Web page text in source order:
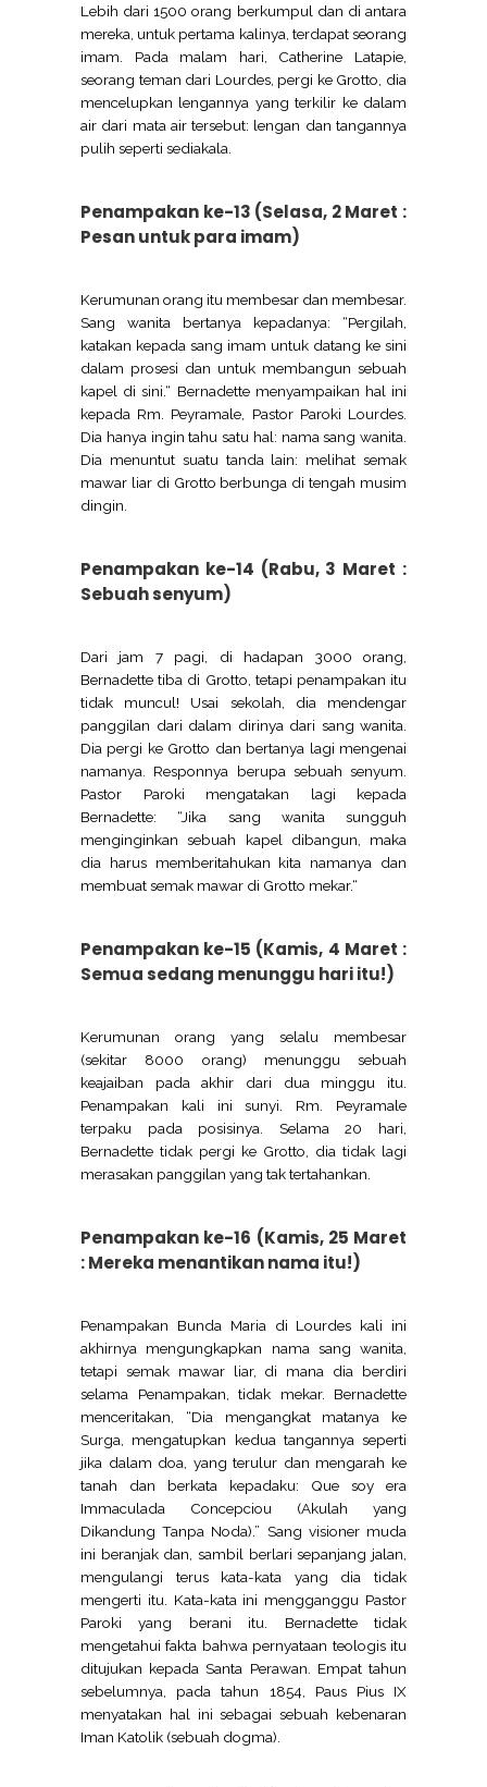
Lebih dari 1500 orang berkumpul dan di antara
mereka, untuk pertama kalinya, terdapat seorang
imam. Pada malam hari, Catherine Latapie,
seorang teman dari Lourdes, pergi ke Grotto, dia
mencelupkan lengannya yang terkilir ke dalam
air dari mata air tersebut: lengan dan tangannya
pulih seperti sediakala.
Penampakan ke-13 (Selasa, 2 Maret :
Pesan untuk para imam)
Kerumunan orang itu membesar dan membesar.
Sang wanita bertanya kepadanya: “Pergilah,
katakan kepada sang imam untuk datang ke sini
dalam prosesi dan untuk membangun sebuah
kapel di sini.“ Bernadette menyampaikan hal ini
kepada Rm. Peyramale, Pastor Paroki Lourdes.
Dia hanya ingin tahu satu hal: nama sang wanita.
Dia menuntut suatu tanda lain: melihat semak
mawar liar di Grotto berbunga di tengah musim
dingin.
Penampakan ke-14 (Rabu, 3 Maret :
Sebuah senyum)
Dari jam 7 pagi, di hadapan 3000 orang,
Bernadette tiba di Grotto, tetapi penampakan itu
tidak muncul! Usai sekolah, dia mendengar
panggilan dari dalam dirinya dari sang wanita.
Dia pergi ke Grotto dan bertanya lagi mengenai
namanya. Responnya berupa sebuah senyum.
Pastor Paroki mengatakan lagi kepada
Bernadette: “Jika sang wanita sungguh
menginginkan sebuah kapel dibangun, maka
dia harus memberitahukan kita namanya dan
membuat semak mawar di Grotto mekar.“
Penampakan ke-15 (Kamis, 4 Maret :
Semua sedang menunggu hari itu!)
Kerumunan orang yang selalu membesar
(sekitar 8000 orang) menunggu sebuah
keajaiban pada akhir dari dua minggu itu.
Penampakan kali ini sunyi. Rm. Peyramale
terpaku pada posisinya. Selama 20 hari,
Bernadette tidak pergi ke Grotto, dia tidak lagi
merasakan panggilan yang tak tertahankan.
Penampakan ke-16 (Kamis, 25 Maret
: Mereka menantikan nama itu!)
Penampakan Bunda Maria di Lourdes kali ini
akhirnya mengungkapkan nama sang wanita,
tetapi semak mawar liar, di mana dia berdiri
selama Penampakan, tidak mekar. Bernadette
menceritakan, “Dia mengangkat matanya ke
Surga, mengatupkan kedua tangannya seperti
jika dalam doa, yang terulur dan mengarah ke
tanah dan berkata kepadaku: Que soy era
Immaculada Concepciou (Akulah yang
Dikandung Tanpa Noda).” Sang visioner muda
ini beranjak dan, sambil berlari sepanjang jalan,
mengulangi terus kata-kata yang dia tidak
mengerti itu. Kata-kata ini mengganggu Pastor
Paroki yang berani itu. Bernadette tidak
mengetahui fakta bahwa pernyataan teologis itu
ditujukan kepada Santa Perawan. Empat tahun
sebelumnya, pada tahun 1854, Paus Pius IX
menyatakan hal ini sebagai sebuah kebenaran
Iman Katolik (sebuah dogma).